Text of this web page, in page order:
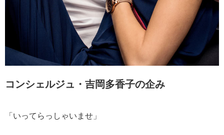
コンシェルジュ・吉岡多香子の企み
「いってらっしゃいませ」